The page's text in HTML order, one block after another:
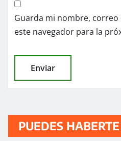
Guarda mi nombre, correo
este navegador para la
PUEDES